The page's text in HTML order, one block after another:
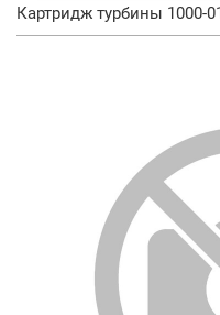
Картридж турбины 1000-